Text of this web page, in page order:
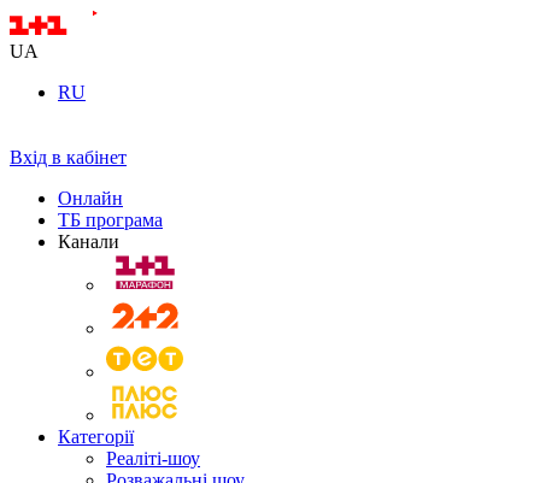
UA
RU
Вхід в кабінет
Онлайн
ТБ програма
Канали
Категорії
Реаліті-шоу